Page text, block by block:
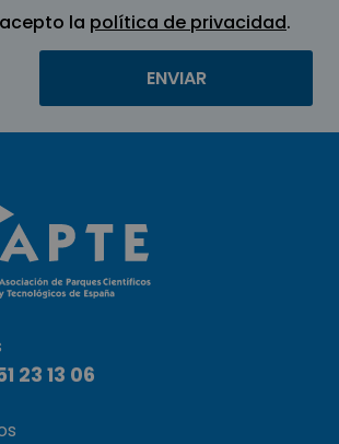
la política de privacidad.
23 13 06